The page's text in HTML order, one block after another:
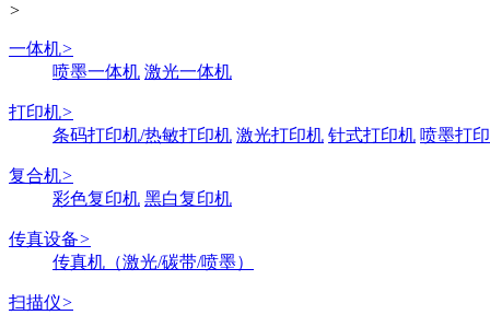
>
一体机>
喷墨一体机 激光一体机
打印机>
条码打印机/热敏打印机 激光打印机 针式打印机 喷墨打
复合机>
彩色复印机 黑白复印机
传真设备>
传真机（激光/碳带/喷墨）
扫描仪>